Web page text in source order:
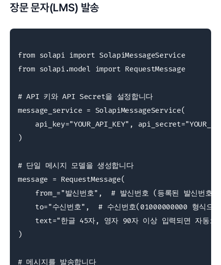
장문 문자(LMS) 발송
from solapi import SolapiMessageService
from solapi.model import RequestMessage
# API 키와 API Secret을 설정합니다
message_service = SolapiMessageService(
api_key="YOUR_API_KEY",
)
# 단일 메시지 모델을 생성합니다
message = RequestMessage(
from_="발신번호",  # 발신번호 (등록된 발신번호
to="수신번호",  # 수신번호(01000000000 형식으
text="한글 45자, 영자 90자 이상 입력되면 자동
)
# 메시지를 발송합니다